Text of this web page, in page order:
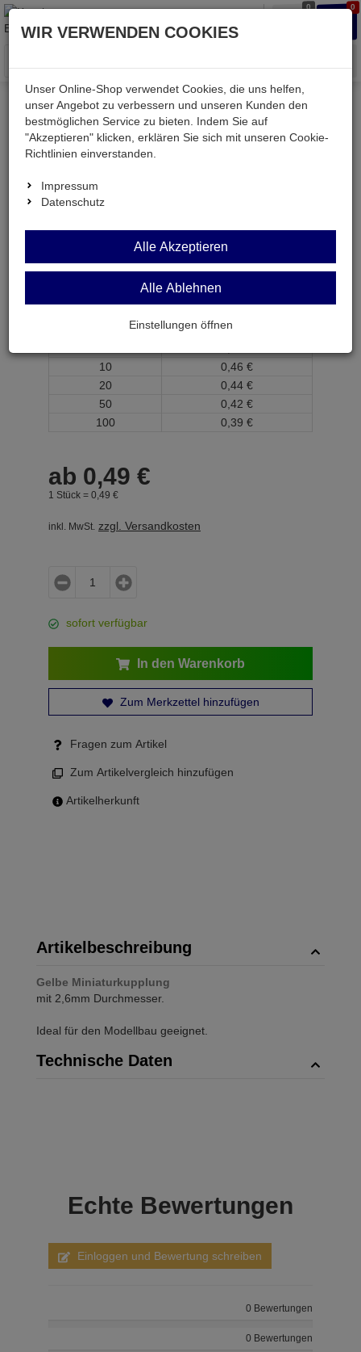
0 0
Menü
Weiter einkaufen Kessler electronic
mechanisch
ZWK2,6-GE
ZWK2,6-GE
Zwergkupplung ø2,6mm gelb
ab Menge
Preis je Stück
10
0, 46 €
20
0, 44 €
50
0, 42 €
100
0, 39 €
ab 0,49 €
1 Stück = 0, 49 €
inkl. MwSt. zzgl. Versandkosten
sofort verfügbar
In den Warenkorb
Zum Merkzettel hinzufügen
Fragen zum Artikel
Zum Artikelvergleich hinzufügen
Artikelherkunft
Artikelbeschreibung
Gelbe Miniaturkupplung
mit 2,6mm Durchmesser.
Ideal für den Modellbau geeignet.
Technische Daten
Echte Bewertungen
Einloggen und Bewertung schreiben
0 Bewertungen
0 Bewertungen
WIR VERWENDEN COOKIES
Unser Online-Shop verwendet Cookies, die uns helfen,
unser Angebot zu verbessern und unseren Kunden den
bestmöglichen Service zu bieten. Indem Sie auf
"Akzeptieren" klicken, erklären Sie sich mit unseren Cookie-
Richtlinien einverstanden.
Impressum
Datenschutz
Alle Akzeptieren
Alle Ablehnen
Einstellungen öffnen